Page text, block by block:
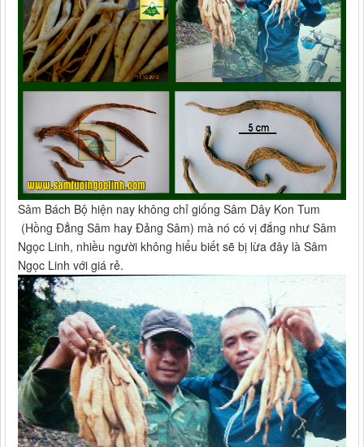
Sâm Bách Bộ hiện nay không chỉ giống Sâm Dây Kon Tum
(Hồng Đẳng Sâm hay Đảng Sâm) mà nó có vị đắng như Sâm
Ngọc Linh, nhiều người không hiểu biết sẽ bị lừa đây là Sâm
Ngọc Linh với giá rẻ.